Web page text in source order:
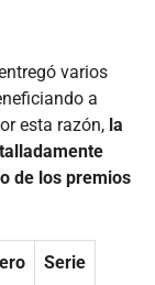
varios
a
esta razón, la
de los premios
Serie